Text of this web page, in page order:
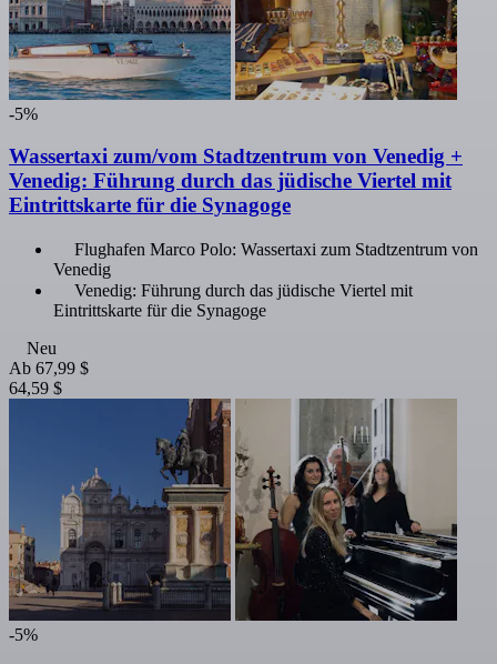
-5%
Wassertaxi zum/vom Stadtzentrum von Venedig +
Venedig: Führung durch das jüdische Viertel mit
Eintrittskarte für die Synagoge
Flughafen Marco Polo: Wassertaxi zum Stadtzentrum von
Venedig
Venedig: Führung durch das jüdische Viertel mit
Eintrittskarte für die Synagoge
Neu
Ab 67,99 $
64,59 $
-5%